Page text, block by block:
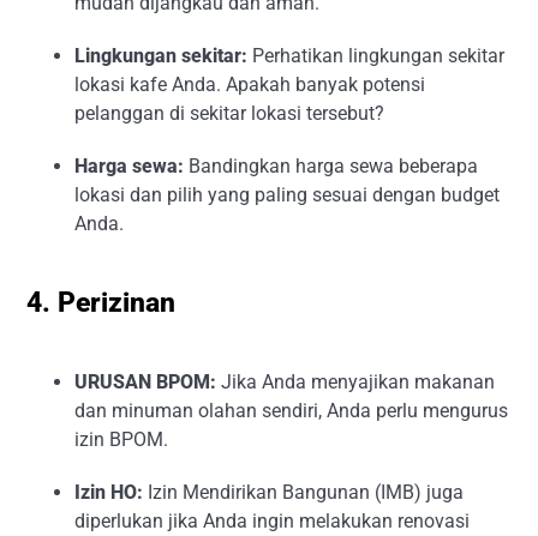
Lingkungan sekitar: Perhatikan lingkungan sekitar
lokasi kafe Anda. Apakah banyak potensi
pelanggan di sekitar lokasi tersebut?
Harga sewa: Bandingkan harga sewa beberapa
lokasi dan pilih yang paling sesuai dengan budget
Anda.
4. Perizinan
URUSAN BPOM: Jika Anda menyajikan makanan
dan minuman olahan sendiri, Anda perlu mengurus
izin BPOM.
Izin HO: Izin Mendirikan Bangunan (IMB) juga
diperlukan jika Anda ingin melakukan renovasi